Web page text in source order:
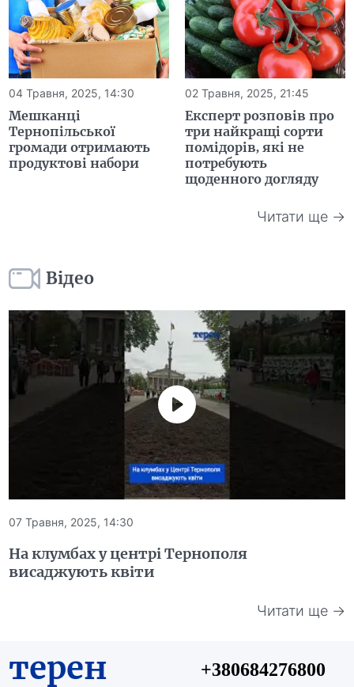
04 Травня, 2025, 14:30
Мешканці
Тернопільської
громади отримають
продуктові набори
02 Травня, 2025, 21:45
Експерт розповів про
три найкращі сорти
помідорів, які не
потребують
щоденного догляду
Читати ще →
Відео
07 Травня, 2025, 14:30
На клумбах у центрі Тернополя
висаджують квіти
Читати ще →
терен +380684276800